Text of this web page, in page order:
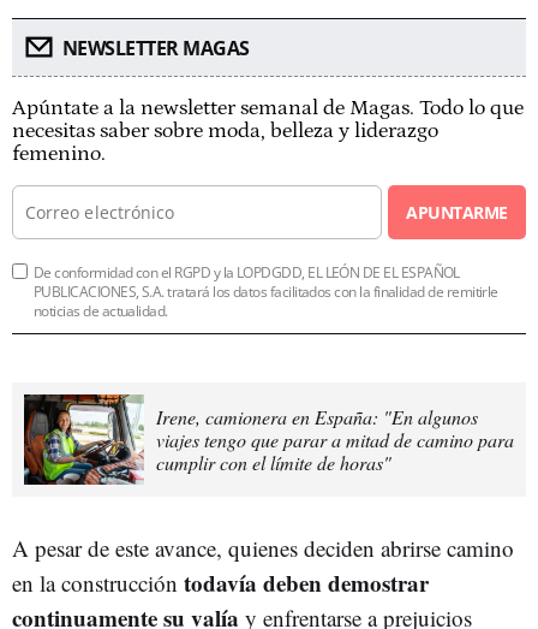
NEWSLETTER MAGAS
Apúntate a la newsletter semanal de Magas. Todo lo que
necesitas saber sobre moda, belleza y liderazgo
femenino.
APUNTARME
De conformidad con el RGPD y la LOPDGDD, EL LEÓN DE EL ESPAÑOL
PUBLICACIONES, S.A. tratará los datos facilitados con la finalidad de remitirle
noticias de actualidad.
Irene, camionera en España: "En algunos
viajes tengo que parar a mitad de camino para
cumplir con el límite de horas"
A pesar de este avance, quienes deciden abrirse camino
en la construcción todavía deben demostrar
continuamente su valía y enfrentarse a prejuicios